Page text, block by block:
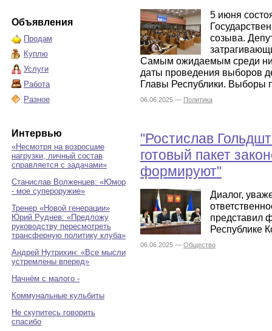
Объявления
Продам
Куплю
Услуги
Работа
Разное
Интервью
«Несмотря на возросшие
нагрузки, личный состав
справляется с задачами»
Станислав Волженцев: «Юмор
- мое супероружие»
Тренер «Новой генерации»
Юрий Руднев: «Предложу
руководству пересмотреть
трансферную политику клуба»
Андрей Нутрихин: «Все мысли
устремлены вперед»
Начнём с малого -
Коммунальные кульбиты
Не скупитесь говорить
спасибо
5 июня
созыва.
Самым ожидаемым среди
даты проведения выборов
Главы Республики. Выборы
06.06.2025 — Политика
"Ростислав
готовый пакет
формируют"
Диалог,
представил
Республике
06.06.2025 — Общество